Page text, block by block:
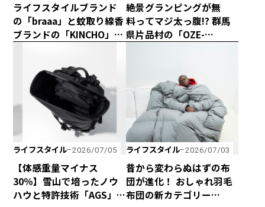
ライフスタイルブランド
の「braaa」と蚊取り線香
ブランドの「KINCHO」が
「canox」がオシャレす
ぎ！
絶景グランピングが無
料ってマジ太っ腹!? 群馬
県片品村の「OZE-
料金無料キャンペーンを
実施！
ライフスタイル 2026/07/05
【体感重量マイナス
30％】雪山で培ったノウ
ハウと特許技術「AGS」
ライフスタイル 2026/07/03
昔から変わらぬはずの布
団が進化！ おしゃれ羽毛
布団の新カテゴリー